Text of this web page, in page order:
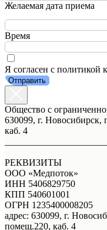
Желаемая дата приема
Время
Я согласен с политикой
Отправить
Общество с
630099, г.
каб. 4
РЕКВИЗИТЫ
ООО «Медпоток»
ИНН 5406829750
КПП 540601001
ОГРН 1235400008205
адрес: 630099, г.
помещ.220, каб. 4